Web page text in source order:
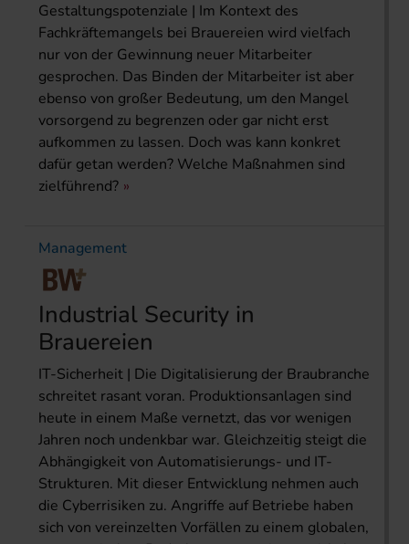
Gestaltungspotenziale | Im Kontext des
Fachkräftemangels bei Brauereien wird vielfach
nur von der Gewinnung neuer Mitarbeiter
gesprochen. Das Binden der Mitarbeiter ist aber
ebenso von großer Bedeutung, um den Mangel
vorsorgend zu begrenzen oder gar nicht erst
aufkommen zu lassen. Doch was kann konkret
dafür getan werden? Welche Maßnahmen sind
zielführend?
Management
Industrial Security in
Brauereien
IT-Sicherheit | Die Digitalisierung der Braubranche
schreitet rasant voran. Produktionsanlagen sind
heute in einem Maße vernetzt, das vor wenigen
Jahren noch undenkbar war. Gleichzeitig steigt die
Abhängigkeit von Automatisierungs- und IT-
Strukturen. Mit dieser Entwicklung nehmen auch
die Cyberrisiken zu. Angriffe auf Betriebe haben
sich von vereinzelten Vorfällen zu einem globalen,